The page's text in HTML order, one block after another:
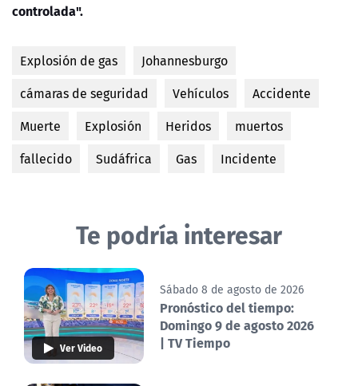
controlada".
Explosión de gas
Johannesburgo
cámaras de seguridad
Vehículos
Accidente
Muerte
Explosión Heridos
muertos
fallecido
Sudáfrica Gas Incidente
Te podría interesar
Ver Video
Sábado 8 de agosto de 2026
Pronóstico del tiempo:
Domingo 9 de agosto 2026
| TV Tiempo